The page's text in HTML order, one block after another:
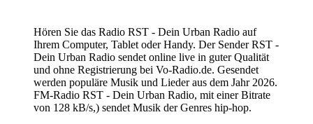
Hören Sie das Radio RST - Dein Urban Radio auf
Ihrem Computer, Tablet oder Handy. Der Sender RST -
Dein Urban Radio sendet online live in guter Qualität
und ohne Registrierung bei Vo-Radio.de. Gesendet
werden populäre Musik und Lieder aus dem Jahr 2026.
FM-Radio RST - Dein Urban Radio, mit einer Bitrate
von 128 kB/s,) sendet Musik der Genres hip-hop.